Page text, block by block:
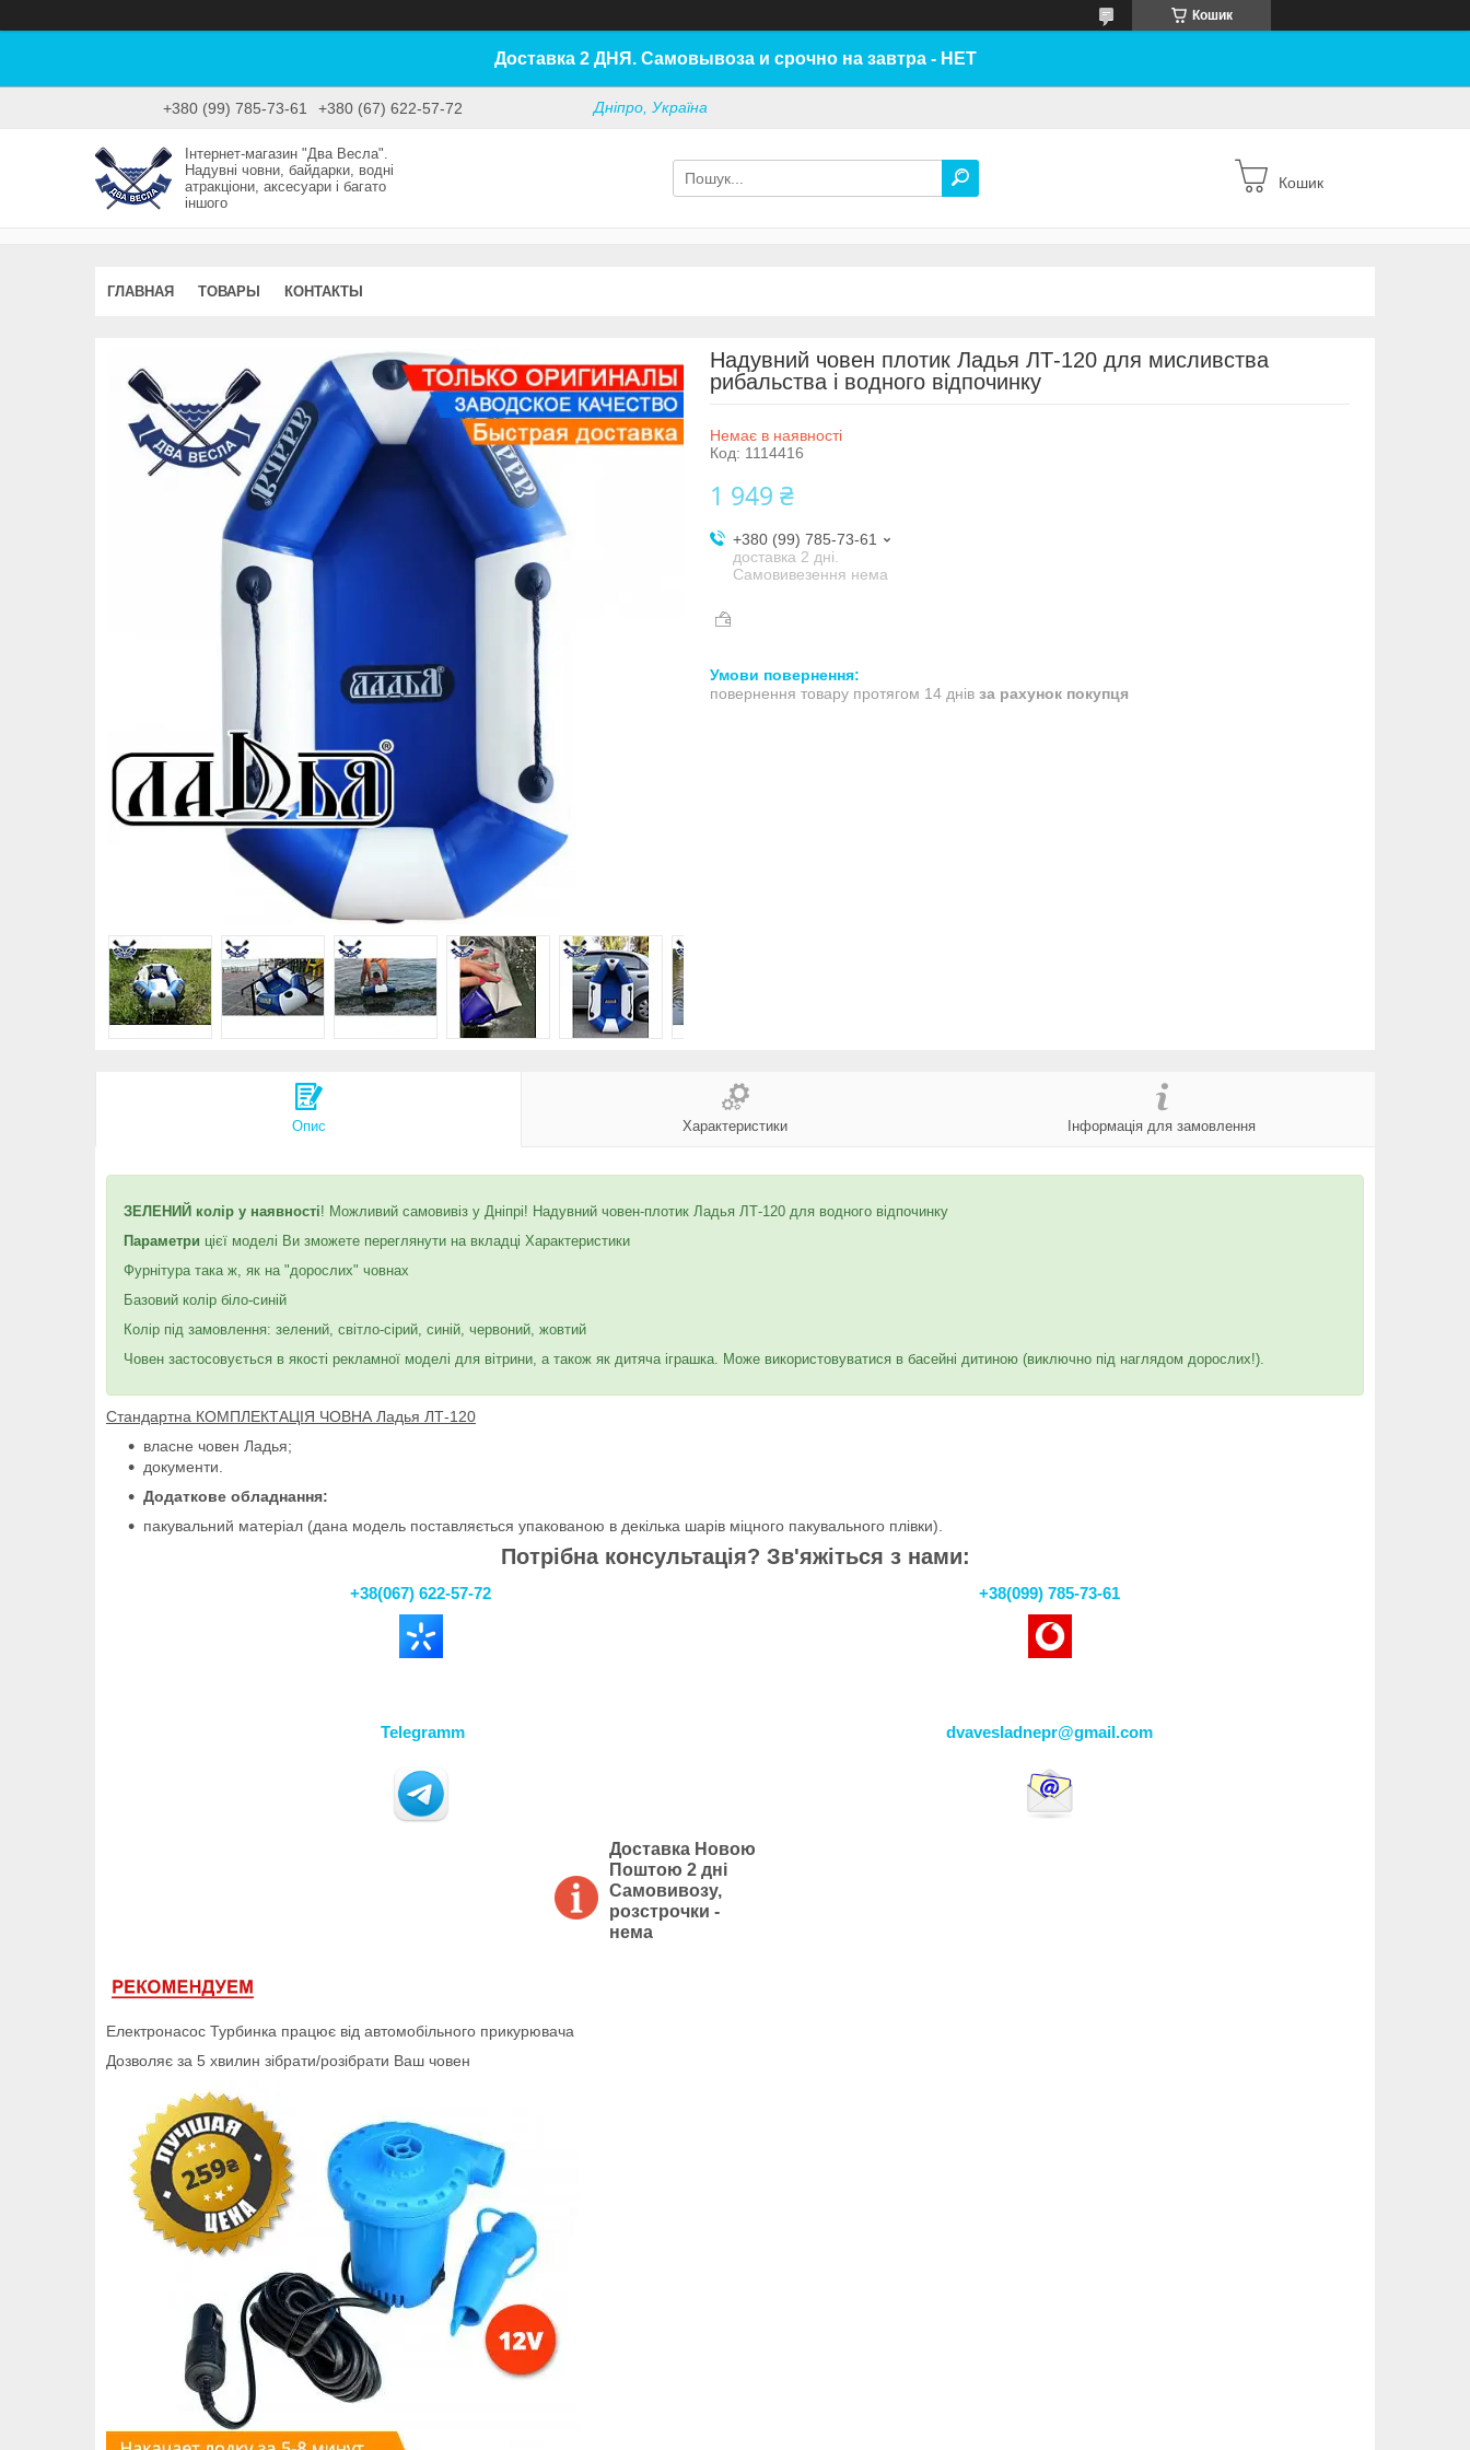
Кошик
Доставка 2 ДНЯ. Самовывоза и срочно на завтра - НЕТ
+380 (99) 785-73-61 +380 (67) 622-57-72 Дніпро, Україна
Інтернет-магазин "Два Весла".
Надувні човни, байдарки, водні
атракціони, аксесуари і багато
іншого
Кошик
ГЛАВНАЯ ТОВАРЫ КОНТАКТЫ
Надувний човен плотик Ладья ЛТ-120 для мисливства
рибальства і водного відпочинку
Немає в наявності
Код: 1114416
1 949 ₴
+380 (99) 785-73-61
доставка 2 дні.
Самовивезення нема
повернення товару протягом 14 днів за рахунок покупця
Опис Характеристики Інформація для замовлення
ЗЕЛЕНИЙ колір у наявності! Можливий самовивіз у Дніпрі! Надувний човен-плотик Ладья ЛТ-120 для водного відпочинку
Параметри цієї моделі Ви зможете переглянути на вкладці Характеристики
Фурнітура така ж, як на "дорослих" човнах
Базовий колір біло-синій
Колір під замовлення: зелений, світло-сірий, синій, червоний, жовтий
Човен застосовується в якості рекламної моделі для вітрини, а також як дитяча іграшка. Може використовуватися в басейні дитиною (виключно під наглядом дорослих!).
Стандартна КОМПЛЕКТАЦІЯ ЧОВНА Ладья ЛТ-120
власне човен Ладья;
документи.
Додаткове обладнання:
пакувальний матеріал (дана модель поставляється упакованою в декілька шарів міцного пакувального плівки).
Потрібна консультація? Зв'яжіться з нами:
+38(067) 622-57-72 +38(099) 785-73-61
Telegramm dvavesladnepr@gmail.com
Доставка Новою
Поштою 2 дні
Самовивозу,
розстрочки -
нема
Електронасос Турбинка працює від автомобільного прикурювача
Дозволяє за 5 хвилин зібрати/розібрати Ваш човен